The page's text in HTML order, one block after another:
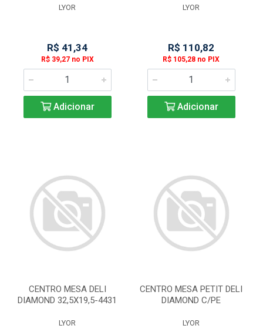
LYOR
R$ 41,34
R$ 39,27 no PIX
Adicionar
LYOR
R$ 110,82
R$ 105,28 no PIX
Adicionar
CENTRO MESA DELI
DIAMOND 32,5X19,5-4431
LYOR
CENTRO MESA PETIT DELI
DIAMOND C/PE
LYOR